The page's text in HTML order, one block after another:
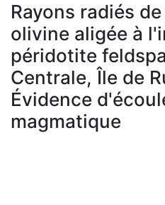
À propos
Rayons radiés
olivine aligée à
péridotite
Centrale, Île de
Évidence
magmatique